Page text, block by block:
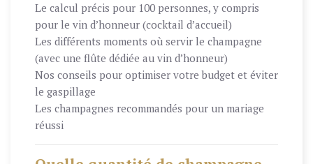
Le calcul précis pour 100 personnes, y compris
pour le vin d’honneur (cocktail d’accueil)
Les différents moments où servir le champagne
(avec une flûte dédiée au vin d’honneur)
Nos conseils pour optimiser votre budget et éviter
le gaspillage
Les champagnes recommandés pour un mariage
réussi